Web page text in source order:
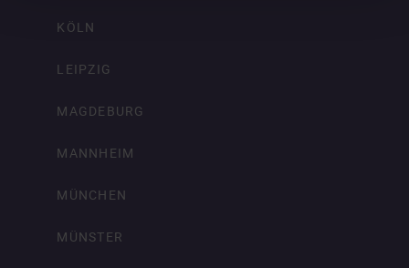
KÖLN
LEIPZIG
MAGDEBURG
MANNHEIM
MÜNCHEN
MÜNSTER